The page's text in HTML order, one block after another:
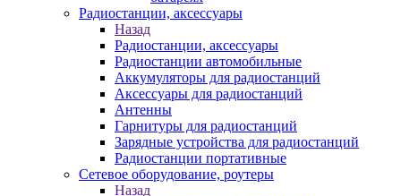
Радиостанции, аксессуары
Назад
Радиостанции, аксессуары
Радиостанции автомобильные
Аккумуляторы для радиостанций
Аксессуары для радиостанций
Антенны
Гарнитуры для радиостанций
Зарядные устройства для радиостанций
Радиостанции портативные
Сетевое оборудование, роутеры
Назад